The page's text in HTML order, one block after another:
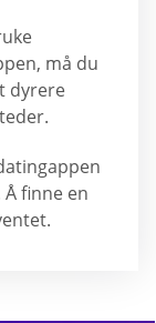
må du
dyrere
finne en